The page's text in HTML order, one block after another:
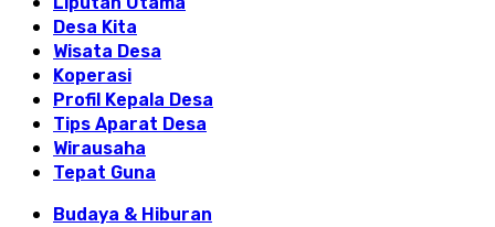
Desa Kita
Wisata Desa
Koperasi
Profil Kepala Desa
Tips Aparat Desa
Wirausaha
Tepat Guna
Budaya & Hiburan